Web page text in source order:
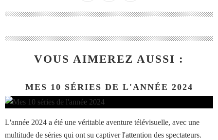
VOUS AIMEREZ AUSSI :
MES 10 SÉRIES DE L'ANNÉE 2024
L'année 2024 a été une véritable aventure télévisuelle, avec une
multitude de séries qui ont su captiver l'attention des spectateurs.